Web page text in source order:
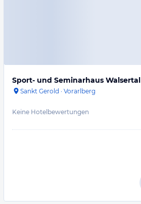
Sport- und Seminarhaus Walsertal
Sankt Gerold · Vorarlberg
Keine Hotelbewertungen